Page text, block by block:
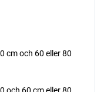
cm och 60 eller 80